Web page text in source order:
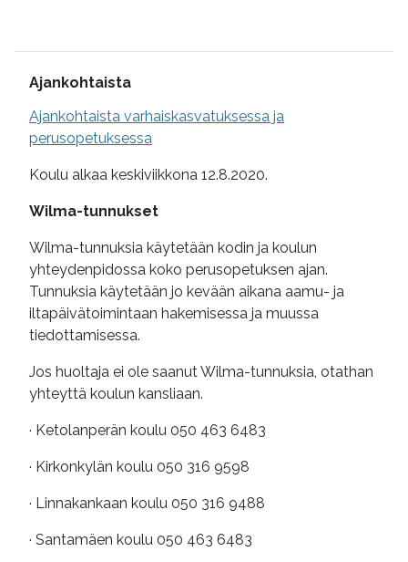
Lisätietoa
Ajankohtaista
Ajankohtaista varhaiskasvatuksessa ja
perusopetuksessa
Koulu alkaa keskiviikkona 12.8.2020.
Wilma-tunnukset
Wilma-tunnuksia käytetään kodin ja koulun
yhteydenpidossa koko perusopetuksen ajan.
Tunnuksia käytetään jo kevään aikana aamu- ja
iltapäivätoimintaan hakemisessa ja muussa
tiedottamisessa.
Jos huoltaja ei ole saanut Wilma-tunnuksia, otathan
yhteyttä koulun kansliaan.
· Ketolanperän koulu 050 463 6483
· Kirkonkylän koulu 050 316 9598
· Linnakankaan koulu 050 316 9488
· Santamäen koulu 050 463 6483